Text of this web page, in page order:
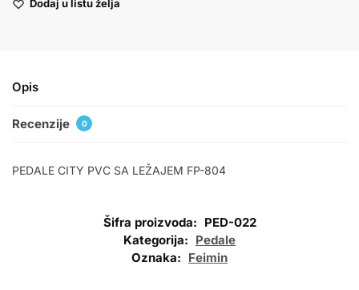
Dodaj u listu želja
Opis
Recenzije 0
PEDALE CITY PVC SA LEŽAJEM FP-804
Šifra proizvoda: PED-022
Kategorija: Pedale
Oznaka: Feimin